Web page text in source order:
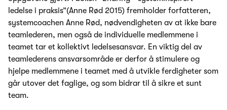
ledelse i praksis”(Anne Rød 2015) fremholder forfatteren,
systemcoachen Anne Rød, nødvendigheten av at ikke bare
teamlederen, men også de individuelle medlemmene i
teamet tar et kollektivt ledelsesansvar. En viktig del av
teamlederens ansvarsområde er derfor å stimulere og
hjelpe medlemmene i teamet med å utvikle ferdigheter som
går utover det faglige, og som bidrar til å sikre et sunt
team.